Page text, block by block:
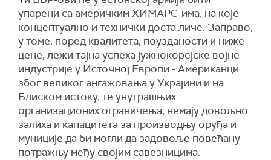
упарени са америчким ХИМАРС-има, на које
концептуално и технички доста личе. Заправо,
у томе, поред квалитета, поузданости и ниже
цене, лежи тајна успеха јужнокорејске војне
индустрије у Источној Европи - Американци
због великог ангажовања у Украјини и на
Блиском истоку, те унутрашњих
организационих ограничења, немају довољно
залиха и капацитета за производњу оруђа и
муниције да би могли да задовоље повећану
потражњу међу својим савезницима.